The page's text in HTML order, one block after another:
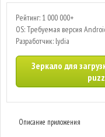
Рейтинг: 1 000 000+
OS: Требуемая версия
Разработчик: lydia
Зеркало для
Описание приложения